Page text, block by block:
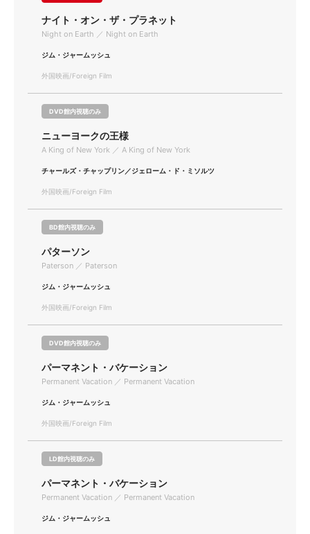
ナイト・オン・ザ・プラネット
Night on Earth ／ Night on Earth
ジム・ジャームッシュ
外国映画/Foreign Film
DVD館内視聴のみ
ニューヨークの王様
A King of New York ／ A King of New York
チャールズ・チャップリン／ジェローム・ド・ミソルツ
外国映画/Foreign Film
BD館内視聴のみ
パターソン
Paterson ／ Paterson
ジム・ジャームッシュ
外国映画/Foreign Film
DVD館内視聴のみ
パーマネント・バケーション
Permanent Vacation ／ Permanent Vacation
ジム・ジャームッシュ
外国映画/Foreign Film
LD館内視聴のみ
パーマネント・バケーション
Permanent Vacation ／ Permanent Vacation
ジム・ジャームッシュ